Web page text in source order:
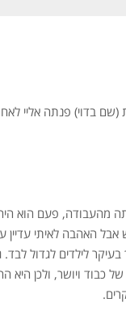
בדוי) פנתה אליי
מהעבודה, פעם הוא
לילדים לגדול
ויושר, ולכן היא